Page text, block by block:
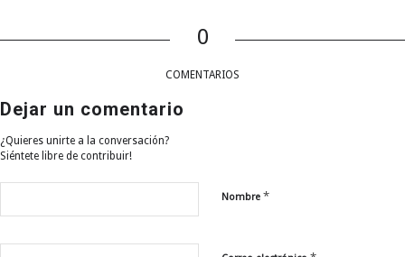
0
COMENTARIOS
Dejar un comentario
¿Quieres unirte a la conversación?
Siéntete libre de contribuir!
Nombre *